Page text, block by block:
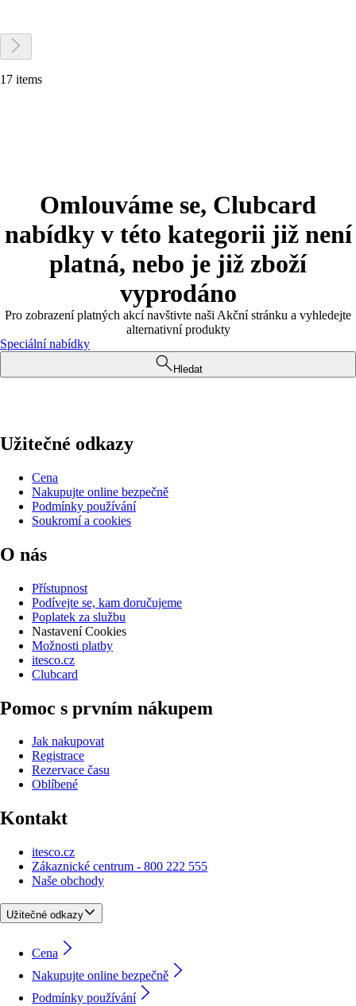
17 items
Omlouváme se, Clubcard
nabídky v této kategorii již není
platná, nebo je již zboží
vyprodáno
Pro zobrazení platných akcí navštivte naši Akční stránku a vyhledejte
alternativní produkty
Speciální nabídky
Hledat
Užitečné odkazy
Cena
Nakupujte online bezpečně
Podmínky používání
Soukromí a cookies
O nás
Přístupnost
Podívejte se, kam doručujeme
Poplatek za službu
Nastavení Cookies
Možnosti platby
itesco.cz
Clubcard
Pomoc s prvním nákupem
Jak nakupovat
Registrace
Rezervace času
Oblíbené
Kontakt
itesco.cz
Zákaznické centrum - 800 222 555
Naše obchody
Užitečné odkazy
Cena
Nakupujte online bezpečně
Podmínky používání